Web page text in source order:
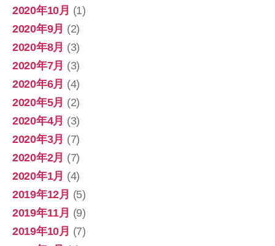
2020年10月 (1)
2020年9月 (2)
2020年8月 (3)
2020年7月 (3)
2020年6月 (4)
2020年5月 (2)
2020年4月 (3)
2020年3月 (7)
2020年2月 (7)
2020年1月 (4)
2019年12月 (5)
2019年11月 (9)
2019年10月 (7)